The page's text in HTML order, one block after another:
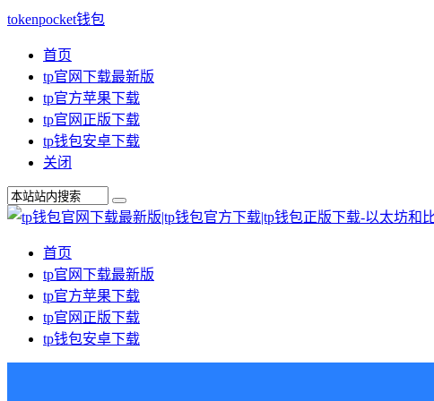
tokenpocket钱包
首页
tp官网下载最新版
tp官方苹果下载
tp官网正版下载
tp钱包安卓下载
关闭
首页
tp官网下载最新版
tp官方苹果下载
tp官网正版下载
tp钱包安卓下载